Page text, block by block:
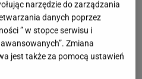
narzędzie do zarządzania
danych poprzez
” w stopce serwisu i
Zmiana
jest także za pomocą ustawień